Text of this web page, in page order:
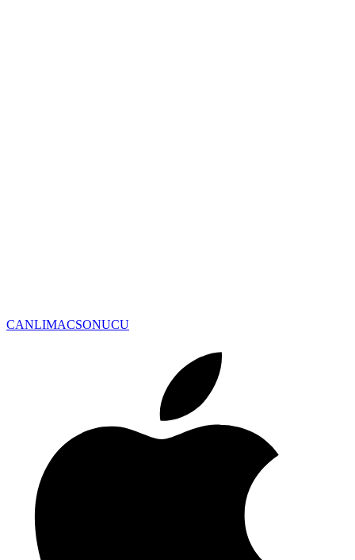
CANLIMACSONUCU